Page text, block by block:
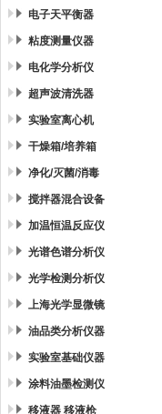
电子天平衡器
粘度测量仪器
电化学分析仪
超声波清洗器
实验室离心机
干燥箱/培养箱
净化/灭菌/消毒
搅拌器混合设备
加温恒温反应仪
光谱色谱分析仪
光学检测分析仪
上海光学显微镜
油品类分析仪器
实验室基础仪器
涂料油墨检测仪
移液器 移液枪